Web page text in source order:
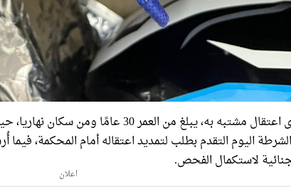
وقد جرى اعتقال مشتبه به، يبلغ من العمر
اليوم التقدم بطلب لتمديد اعتقاله أمام المحكمة،
لاستكمال الفحص.
اعلان